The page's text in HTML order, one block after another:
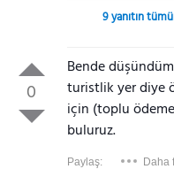
9 yanıtın
0
Bende
turistlik yer diye
için (toplu ödeme
buluruz.
Paylaş: Daha